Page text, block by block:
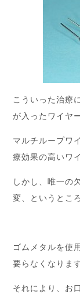
こういった治療
が入ったワイヤ
マルチループワ
療効果の高いワ
しかし、唯一の
変、というとこ
ゴムメタルを使
要らなくなります
それにより、お